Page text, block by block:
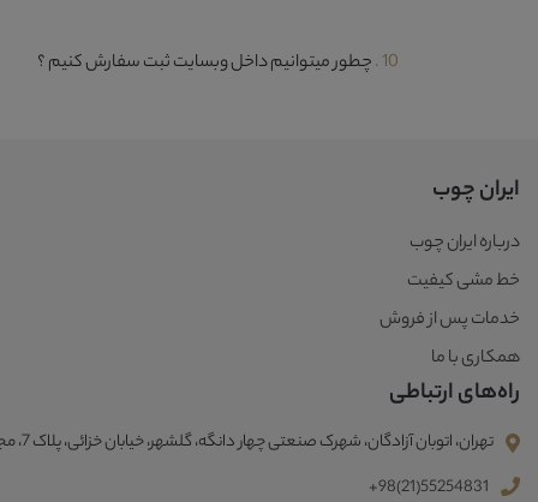
10 . چطور میتوانیم داخل وبسایت ثبت سفارش کنیم ؟
ایران چوب
درباره ایران چوب
خط مشی کیفیت
خدمات پس از فروش
همکاری با ما
راه‌های ارتباطی
تهران، اتوبان آزادگان، شهرک صنعتی چهار دانگه، گلشهر، خیابان خزائی، پلاک 7، مجتمع صنعتی ایران چوب
+98(21)55254831